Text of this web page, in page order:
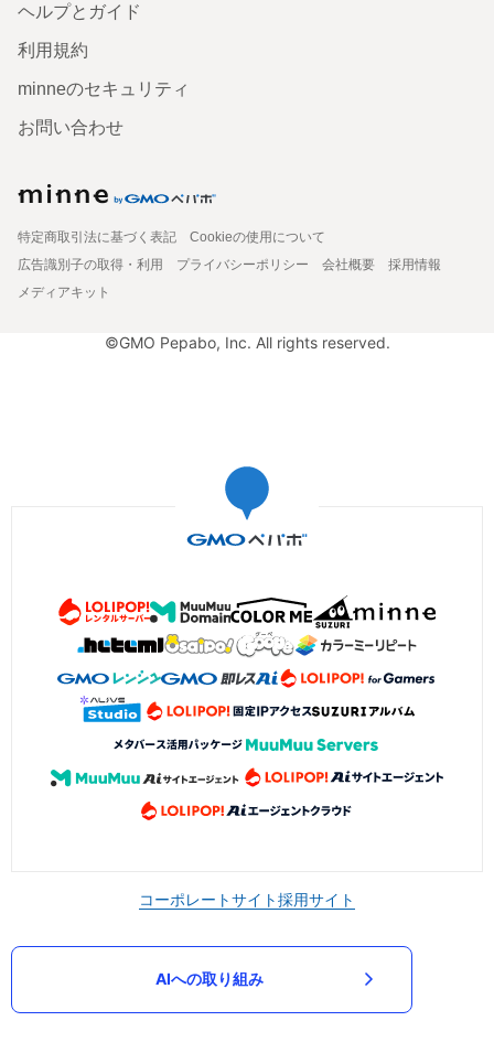
ヘルプとガイド
利用規約
minneのセキュリティ
お問い合わせ
特定商取引法に基づく表記
Cookieの使用について
広告識別子の取得・利用
プライバシーポリシー 会社概要
採用情報
メディアキット
©GMO Pepabo, Inc. All rights reserved.
コーポレートサイト採用サイト
AIへの取り組み